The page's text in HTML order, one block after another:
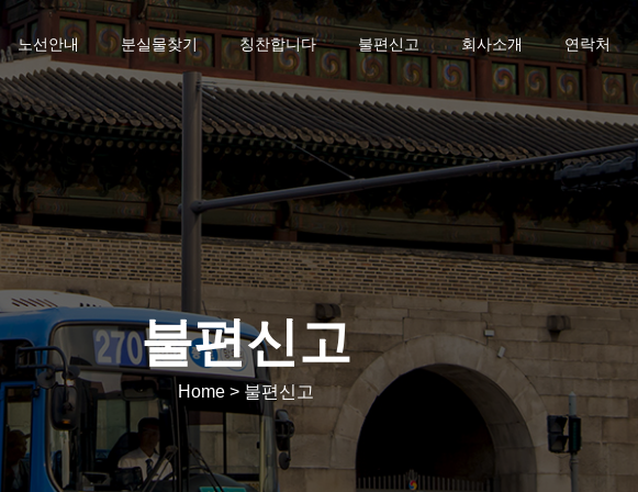
노선안내 분실물찾기 칭찬합니다 불편신고 회사소개 연락처
불편신고
Home > 불편신고